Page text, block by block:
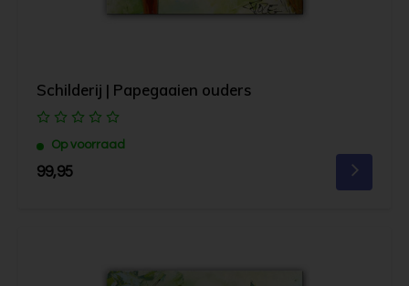
Schilderij | Papegaaien ouders
Op voorraad
99,95